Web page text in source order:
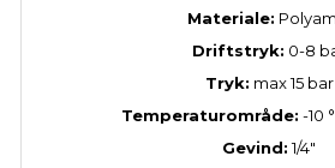
Materiale:
Driftstryk: 0-8
Tryk: max 15 bar
Temperaturområde: -10
Gevind:1/4"